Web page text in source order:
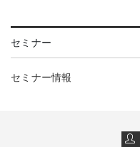
セミナー
セミナー情報